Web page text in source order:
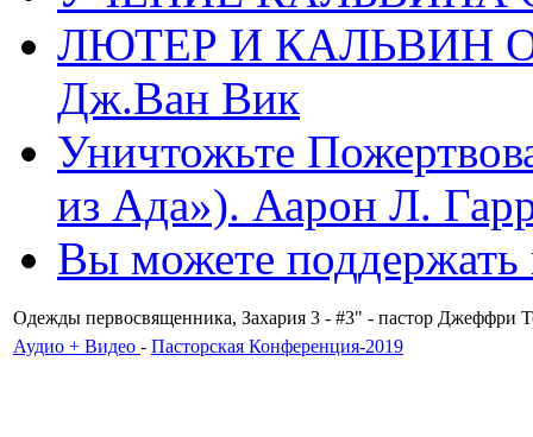
ЛЮТЕР И КАЛЬВИН
Дж.Ван Вик
Уничтожьте
из Ада»). Аарон Л.
Вы можете
Одежды первосвященника, Захария 3 - #3" - пастор Джеффри
Аудио + Видео - Пасторская Конференция-2019